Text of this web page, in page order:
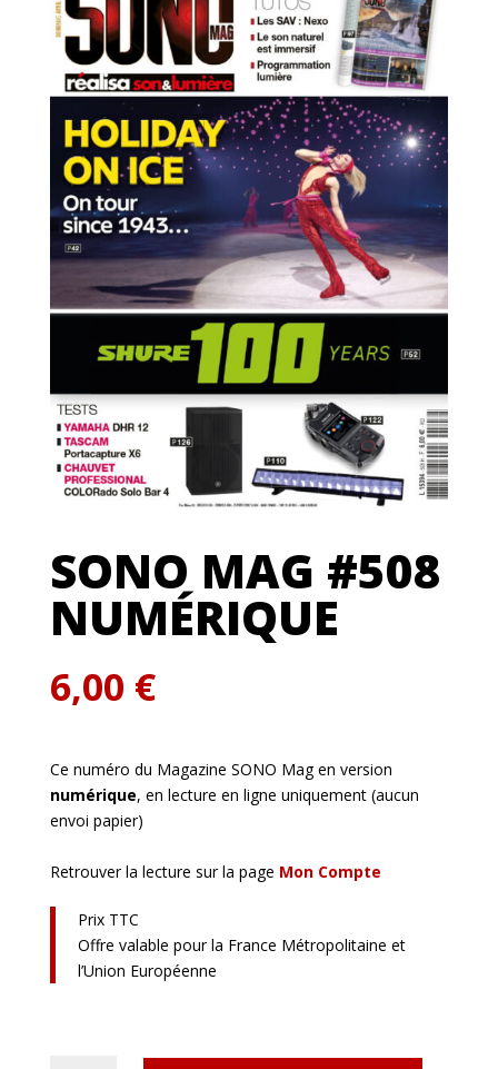
SONO MAG #508
NUMÉRIQUE
6,00 €
Ce numéro du Magazine SONO Mag en version
numérique, en lecture en ligne uniquement (aucun
envoi papier)
Retrouver la lecture sur la page Mon Compte
Prix TTC
Offre valable pour la France Métropolitaine et
l’Union Européenne